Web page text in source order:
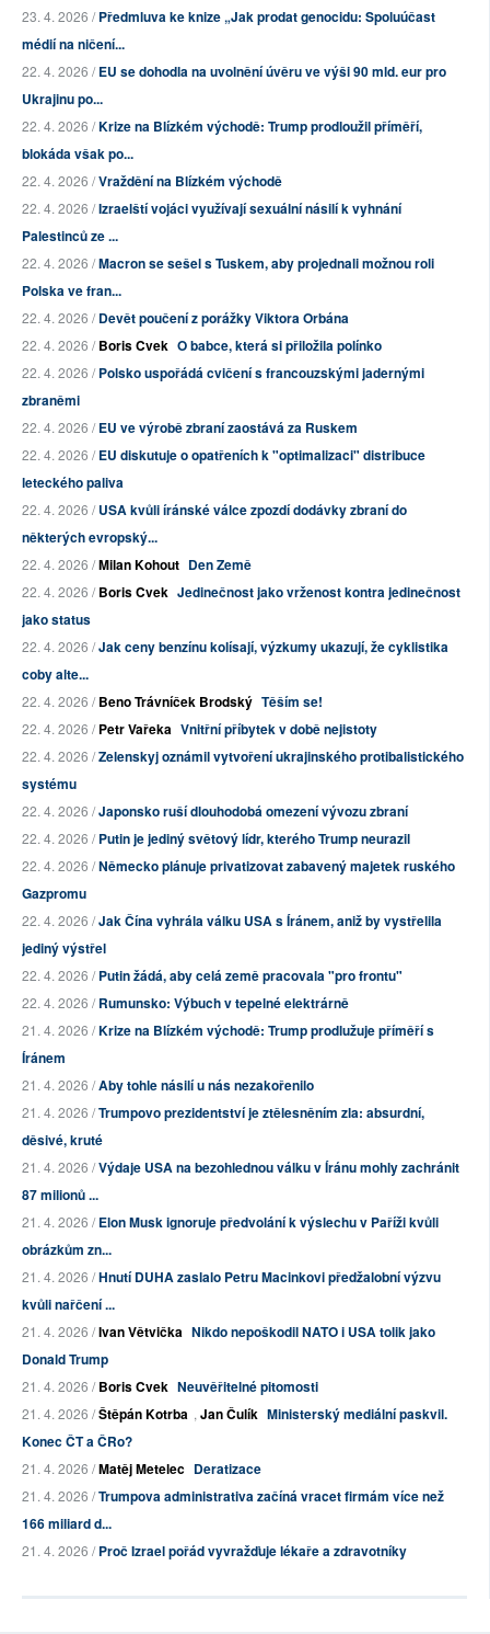
23. 4. 2026 /Předmluva ke knize „Jak prodat genocidu: Spoluúčast
médií na ničení...
22. 4. 2026 /EU se dohodla na uvolnění úvěru ve výši 90 mld. eur pro
Ukrajinu po...
22. 4. 2026 /Krize na Blízkém východě: Trump prodloužil příměří,
blokáda však po...
22. 4. 2026 /Vraždění na Blízkém východě
22. 4. 2026 /Izraelští vojáci využívají sexuální násilí k vyhnání
Palestinců ze ...
22. 4. 2026 /Macron se sešel s Tuskem, aby projednali možnou roli
Polska ve fran...
22. 4. 2026 /Devět poučení z porážky Viktora Orbána
22. 4. 2026 /Boris Cvek O babce, která si přiložila polínko
22. 4. 2026 /Polsko uspořádá cvičení s francouzskými jadernými
zbraněmi
22. 4. 2026 /EU ve výrobě zbraní zaostává za Ruskem
22. 4. 2026 /EU diskutuje o opatřeních k "optimalizaci" distribuce
leteckého paliva
22. 4. 2026 /USA kvůli íránské válce zpozdí dodávky zbraní do
některých evropský...
22. 4. 2026 /Milan Kohout Den Země
22. 4. 2026 /Boris Cvek Jedinečnost jako vrženost kontra jedinečnost
jako status
22. 4. 2026 /Jak ceny benzínu kolísají, výzkumy ukazují, že cyklistika
coby alte...
22. 4. 2026 /Beno Trávníček Brodský Těším se!
22. 4. 2026 /Petr Vařeka Vnitřní příbytek v době nejistoty
22. 4. 2026 /Zelenskyj oznámil vytvoření ukrajinského protibalistického
systému
22. 4. 2026 /Japonsko ruší dlouhodobá omezení vývozu zbraní
22. 4. 2026 /Putin je jediný světový lídr, kterého Trump neurazil
22. 4. 2026 /Německo plánuje privatizovat zabavený majetek ruského
Gazpromu
22. 4. 2026 /Jak Čína vyhrála válku USA s Íránem, aniž by vystřelila
jediný výstřel
22. 4. 2026 /Putin žádá, aby celá země pracovala "pro frontu"
22. 4. 2026 /Rumunsko: Výbuch v tepelné elektrárně
21. 4. 2026 /Krize na Blízkém východě: Trump prodlužuje příměří s
Íránem
21. 4. 2026 /Aby tohle násilí u nás nezakořenilo
21. 4. 2026 /Trumpovo prezidentství je ztělesněním zla: absurdní,
děsivé, kruté
21. 4. 2026 /Výdaje USA na bezohlednou válku v Íránu mohly zachránit
87 milionů ...
21. 4. 2026 /Elon Musk ignoruje předvolání k výslechu v Paříži kvůli
obrázkům zn...
21. 4. 2026 /Hnutí DUHA zaslalo Petru Macinkovi předžalobní výzvu
kvůli nařčení ...
21. 4. 2026 /Ivan Větvička Nikdo nepoškodil NATO i USA tolik jako
Donald Trump
21. 4. 2026 /Boris Cvek Neuvěřitelné pitomosti
21. 4. 2026 /Štěpán Kotrba , Jan Čulík Ministerský mediální paskvil.
Konec ČT a ČRo?
21. 4. 2026 /Matěj Metelec Deratizace
21. 4. 2026 /Trumpova administrativa začíná vracet firmám více než
166 miliard d...
21. 4. 2026 /Proč Izrael pořád vyvražďuje lékaře a zdravotníky